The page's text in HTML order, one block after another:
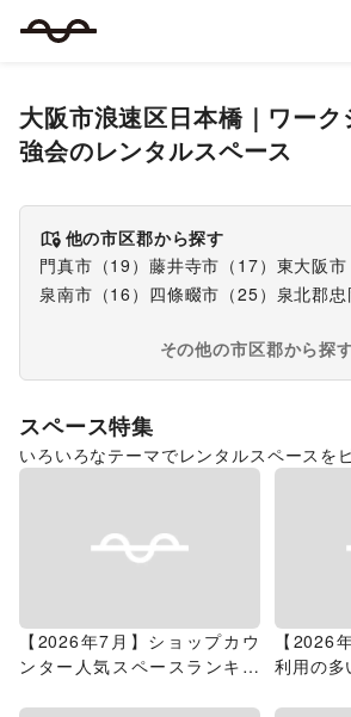
大阪市浪速区日本橋｜ ワー
強会のレンタルスペース
他の市区郡から探す
門真市 （19 ） 藤井寺市 （ 17） 東大阪市
泉南市 （16 ） 四條畷市 （25） 泉北郡
その他の市区郡から探
スペース特集
いろいろなテーマでレンタルスペースを
【2026年7月】ショップカウ
ンター人気スペースランキン
【2026
利用の多